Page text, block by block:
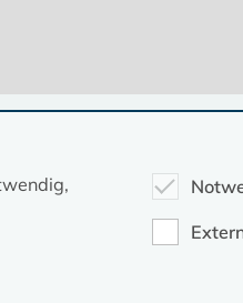
zum Portal
kirche-mv.de
Mecklenburg-Vorpommern ©